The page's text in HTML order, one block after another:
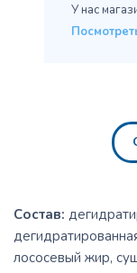
У нас
Состав:
лососевый жир,